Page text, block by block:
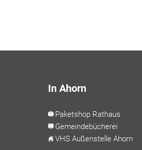
In Ahorn
Paketshop Rathaus
Gemeindebücherei
VHS Außenstelle Ahorn